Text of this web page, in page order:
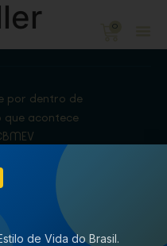
0
por dentro de
que acontece
de Vida do Brasil.